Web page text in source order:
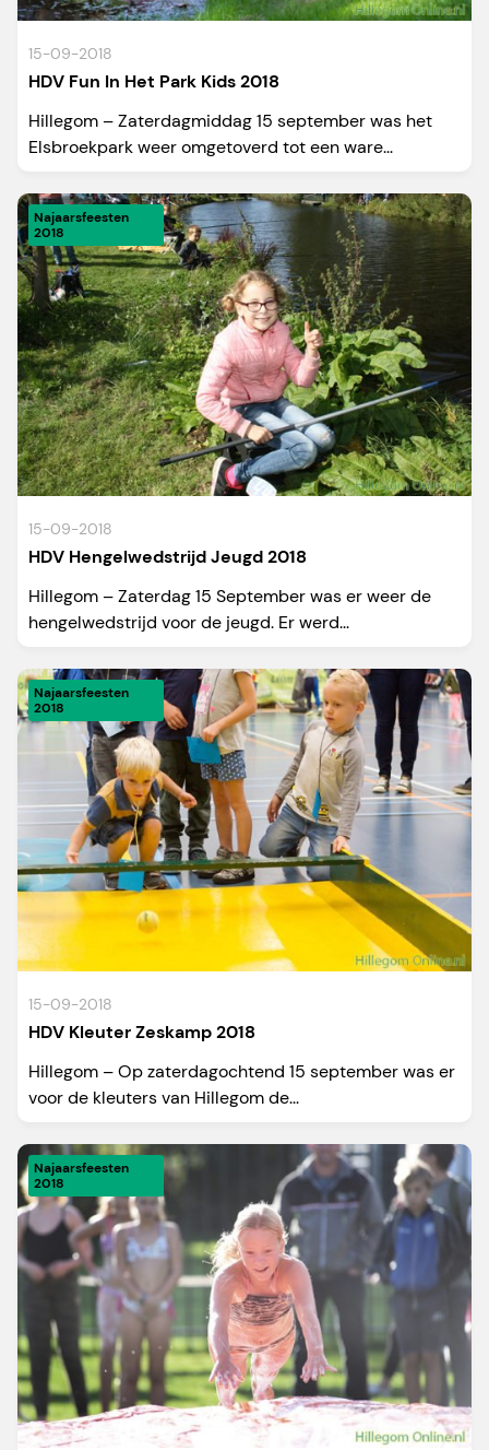
15-09-2018
HDV Fun In Het Park Kids 2018
Hillegom – Zaterdagmiddag 15 september was het
Elsbroekpark weer omgetoverd tot een ware...
Najaarsfeesten
2018
15-09-2018
HDV Hengelwedstrijd Jeugd 2018
Hillegom – Zaterdag 15 September was er weer de
hengelwedstrijd voor de jeugd. Er werd...
Najaarsfeesten
2018
15-09-2018
HDV Kleuter Zeskamp 2018
Hillegom – Op zaterdagochtend 15 september was er
voor de kleuters van Hillegom de...
Najaarsfeesten
2018